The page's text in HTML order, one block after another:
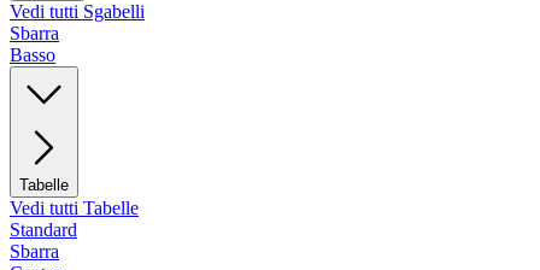
Vedi tutti Sgabelli
Sbarra
Basso
Tabelle
Vedi tutti Tabelle
Standard
Sbarra